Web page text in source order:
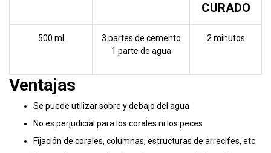
CURADO
500 ml
3 partes de cemento
1 parte de agua
2 minutos
Ventajas
Se puede utilizar sobre y debajo del agua
No es perjudicial para los corales ni los peces
Fijación de corales, columnas, estructuras de arrecifes, etc.